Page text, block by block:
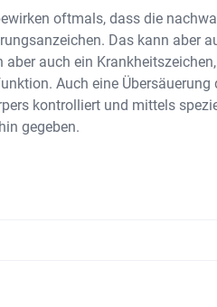
oftmals, dass die
Das kann aber
auch ein
Auch eine Übersäuerung
kontrolliert und mittels
gegeben.